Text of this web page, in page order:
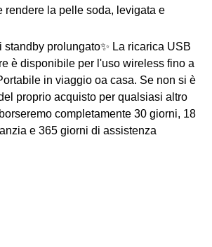
rendere la pelle soda, levigata e
standby prolungato✨ La ricarica USB
è disponibile per l'uso wireless fino a
in viaggio oa casa. Se non si è
proprio acquisto per qualsiasi altro
completamente 30 giorni, 18
e 365 giorni di assistenza